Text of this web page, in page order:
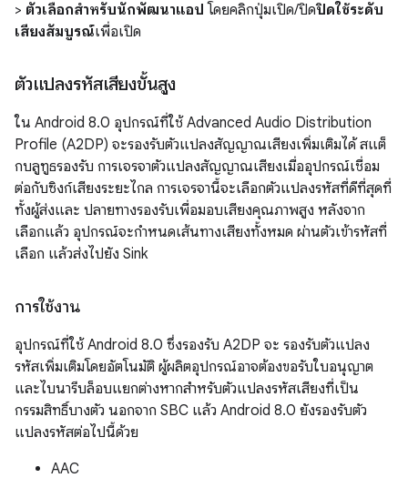
> ตัวเลือกสำหรับนักพัฒนาแอป โดยคลิกปุ่มเปิด/ปิดปิดใช้ระดับ
เสียงสัมบูรณ์เพื่อเปิด
ตัวแปลงรหัสเสียงขั้นสูง
ใน Android 8.0 อุปกรณ์ที่ใช้ Advanced Audio Distribution
Profile (A2DP) จะรองรับตัวแปลงสัญญาณเสียงเพิ่มเติมได้ สแต็
กบลูทูธรองรับ การเจรจาตัวแปลงสัญญาณเสียงเมื่ออุปกรณ์เชื่อม
ต่อกับซิงก์เสียงระยะไกล การเจรจานี้จะเลือกตัวแปลงรหัสที่ดีที่สุดที่
ทั้งผู้ส่งและ ปลายทางรองรับเพื่อมอบเสียงคุณภาพสูง หลังจาก
เลือกแล้ว อุปกรณ์จะกำหนดเส้นทางเสียงทั้งหมด ผ่านตัวเข้ารหัสที่
เลือก แล้วส่งไปยัง Sink
การใช้งาน
อุปกรณ์ที่ใช้ Android 8.0 ซึ่งรองรับ A2DP จะ รองรับตัวแปลง
รหัสเพิ่มเติมโดยอัตโนมัติ ผู้ผลิตอุปกรณ์อาจต้องขอรับใบอนุญาต
และไบนารีบล็อบแยกต่างหากสำหรับตัวแปลงรหัสเสียงที่เป็น
กรรมสิทธิ์บางตัว นอกจาก SBC แล้ว Android 8.0 ยังรองรับตัว
แปลงรหัสต่อไปนี้ด้วย
AAC